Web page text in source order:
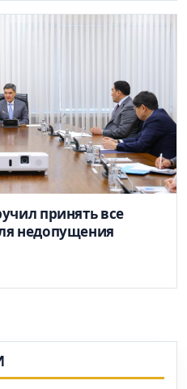
принять все
недопущения